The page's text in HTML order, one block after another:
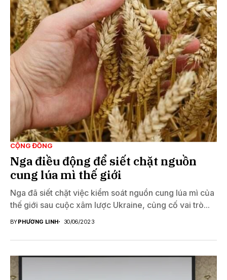
CỘNG ĐỒNG
Nga điều động để siết chặt nguồn
cung lúa mì thế giới
Nga đã siết chặt việc kiểm soát nguồn cung lúa mì của
thế giới sau cuộc xâm lược Ukraine, củng cố vai trò...
BYPHƯƠNG LINH 30/06/2023